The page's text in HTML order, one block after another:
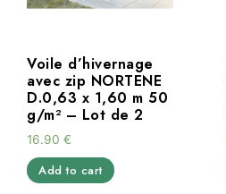
Voile d’hivernage
avec zip NORTENE
D.0,63 x 1,60 m 50
g/m² – Lot de 2
16.90 €
Add to cart